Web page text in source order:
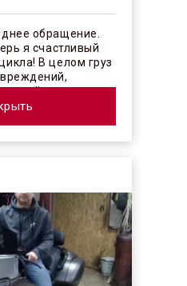
обращение.
я счастливый
В целом груз
плёночного